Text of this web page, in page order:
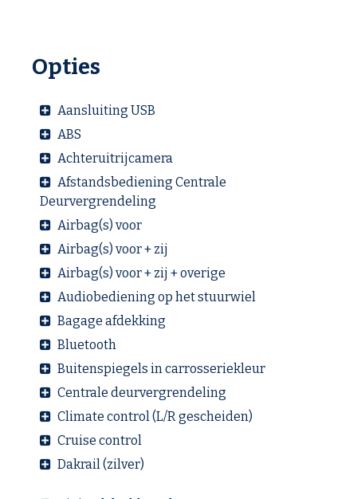
Opties
Aansluiting USB
ABS
Achteruitrijcamera
Afstandsbediening Centrale
Deurvergrendeling
Airbag(s) voor
Airbag(s) voor + zij
Airbag(s) voor + zij + overige
Audiobediening op het stuurwiel
Bagage afdekking
Bluetooth
Buitenspiegels in carrosseriekleur
Centrale deurvergrendeling
Climate control (L/R gescheiden)
Cruise control
Dakrail (zilver)